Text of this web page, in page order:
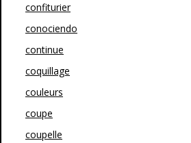
confiturier
conociendo
continue
coquillage
couleurs
coupe
coupelle